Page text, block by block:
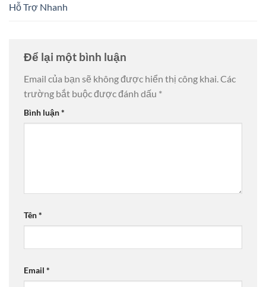
Hỗ Trợ Nhanh
Để lại một bình luận
Email của bạn sẽ không được hiển thị công khai.Các
trường bắt buộc được đánh dấu *
Bình luận*
Tên*
Email *